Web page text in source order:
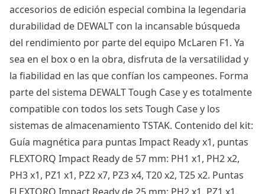
accesorios de edición especial combina la legendaria
durabilidad de DEWALT con la incansable búsqueda
del rendimiento por parte del equipo McLaren F1. Ya
sea en el box o en la obra, disfruta de la versatilidad y
la fiabilidad en las que confían los campeones. Forma
parte del sistema DEWALT Tough Case y es totalmente
compatible con todos los sets Tough Case y los
sistemas de almacenamiento TSTAK. Contenido del kit:
Guía magnética para puntas Impact Ready x1, puntas
FLEXTORQ Impact Ready de 57 mm: PH1 x1, PH2 x2,
PH3 x1, PZ1 x1, PZ2 x7, PZ3 x4, T20 x2, T25 x2. Puntas